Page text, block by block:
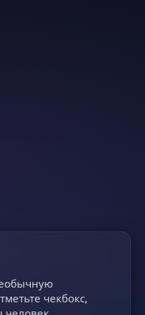
чекбокс,